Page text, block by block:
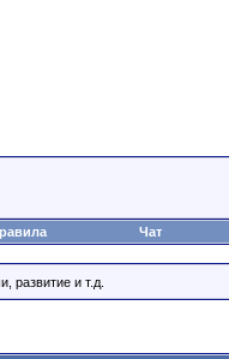
Чат
развитие и т.д.